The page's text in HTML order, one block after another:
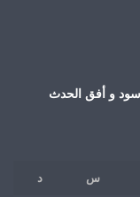
و أفق الحدث
س د